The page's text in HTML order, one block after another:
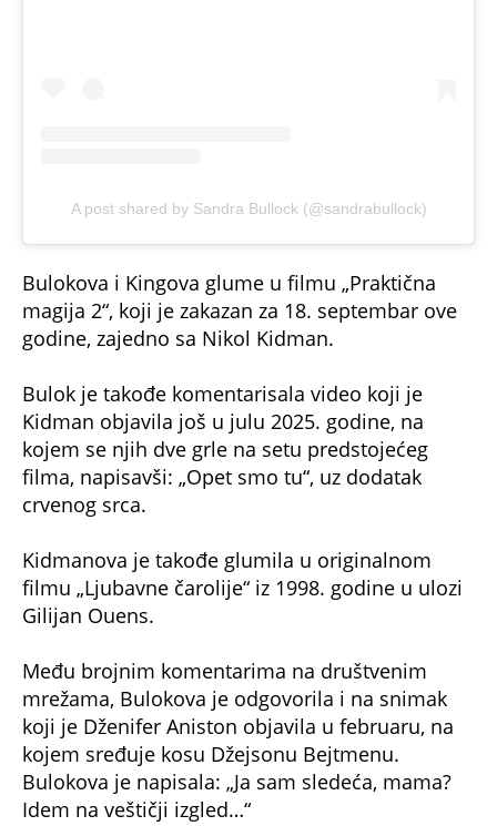
A post shared by Sandra Bullock (@sandrabullock)
Bulokova i Kingova glume u filmu „Praktična
magija 2“, koji je zakazan za 18. septembar ove
godine, zajedno sa Nikol Kidman.
Bulok je takođe komentarisala video koji je
Kidman objavila još u julu 2025. godine, na
kojem se njih dve grle na setu predstojećeg
filma, napisavši: „Opet smo tu“, uz dodatak
crvenog srca.
Kidmanova je takođe glumila u originalnom
filmu „Ljubavne čarolije“ iz 1998. godine u ulozi
Gilijan Ouens.
Među brojnim komentarima na društvenim
mrežama, Bulokova je odgovorila i na snimak
koji je Dženifer Aniston objavila u februaru, na
kojem sređuje kosu Džejsonu Bejtmenu.
Bulokova je napisala: „Ja sam sledeća, mama?
Idem na veštičji izgled…“